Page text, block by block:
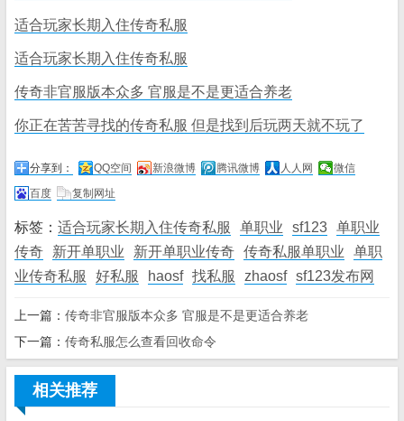
适合玩家长期入住传奇私服
适合玩家长期入住传奇私服
传奇非官服版本众多 官服是不是更适合养老
你正在苦苦寻找的传奇私服 但是找到后玩两天就不玩了
分享到： QQ空间 新浪微博 腾讯微博 人人网
微信
百度
复制网址
标签： 适合玩家长期入住传奇私服 单职业 sf123 单职业
传奇
新开单职业 新开单职业传奇 传奇私服单职业
单职
业传奇私服
好私服 haosf 找私服 zhaosf sf123发布网
上一篇： 传奇非官服版本众多 官服是不是更适合养老
下一篇： 传奇私服怎么查看回收命令
相关推荐